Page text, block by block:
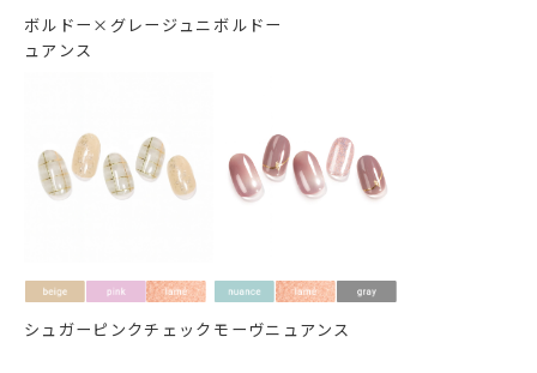
ボルドー×グレージュニ
ュアンス
ボルドー
シュガーピンクチェック モーヴニュアンス